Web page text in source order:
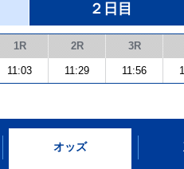
２日目
1R 2R 3R
11:03 11:29 11:56
オッズ